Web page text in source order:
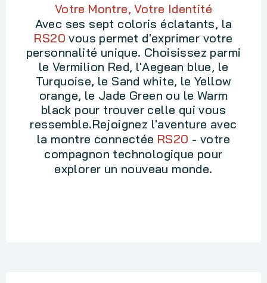
Votre Montre, Votre Identité
Avec ses sept coloris éclatants, la
RS20vous permet d'exprimer votre
personnalité unique. Choisissez parmi
le Vermilion Red, l'Aegean blue, le
Turquoise, le Sand white, le Yellow
orange, le Jade Green ou le Warm
black pour trouver celle qui vous
ressemble.Rejoignez l'aventure avec
la montre connectée RS20 - votre
compagnon technologique pour
explorer un nouveau monde.